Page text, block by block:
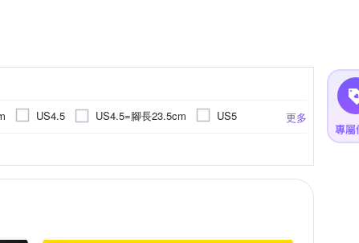
更多
US4.5 US4.5=腳長23.5cm
US5
US9=腳長27.5cm
US9.5